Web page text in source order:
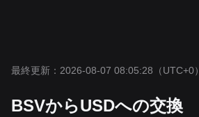
最終更新：2026-08-07 08:05:28 （UTC+0）
BSVからUSDへの交換